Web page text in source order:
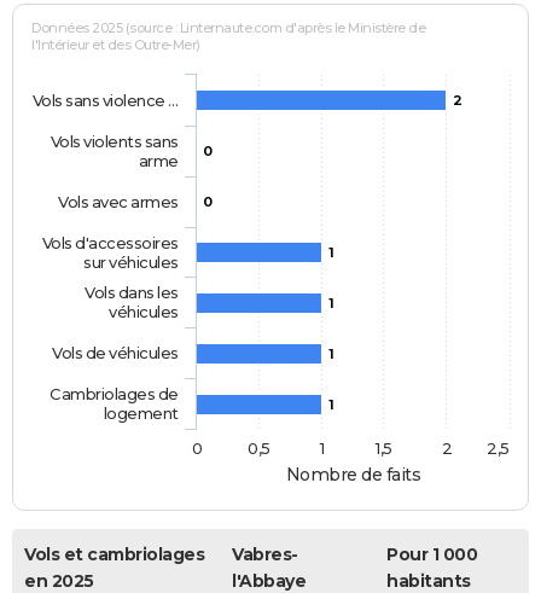
Nombre de faits
Données 2025 (source : Linternaute.com d'après le Ministère de
l'Intérieur et des Outre-Mer)
2
0
0
1
1
1
1
Vols sans violence …
Vols violents sans
arme
Vols avec armes
Vols d'accessoires
sur véhicules
Vols dans les
véhicules
Vols de véhicules
Cambriolages de
logement
0
0,5 1 1,5 2 2,5
Vols et cambriolages
en 2025
Vabres-
l'Abbaye
Pour 1 000
habitants